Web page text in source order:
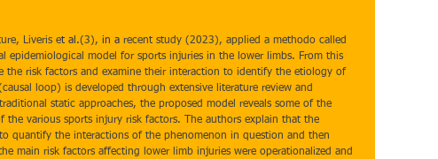
Liveris et al.(3), in a recent study (2023), applied a methodo called
epidemiological model for sports injuries in the lower limbs. From this
the risk factors and examine their interaction to identify the etiology of
loop) is developed through extensive literature review and
static approaches, the proposed model reveals some of the
the various sports injury risk factors. The authors explain that the
quantify the interactions of the phenomenon in question and then
main risk factors affecting lower limb injuries were operationalized and